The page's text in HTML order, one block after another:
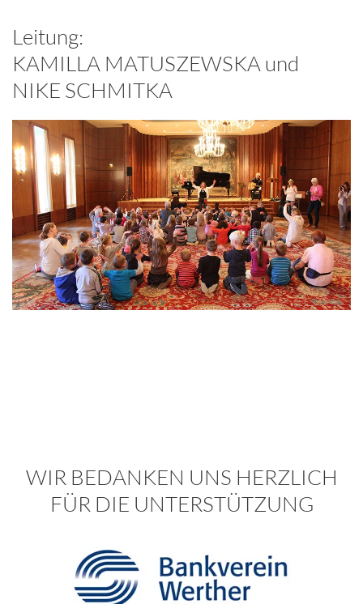
Leitung:
KAMILLA MATUSZEWSKA und
NIKE SCHMITKA
WIR BEDANKEN UNS HERZLICH
FÜR DIE UNTERSTÜTZUNG